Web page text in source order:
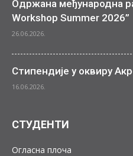
Одржана међународна
Workshop Summer 2026”
26.06.2026.
Стипендије у оквиру
16.06.2026.
СТУДЕНТИ
Огласна плоча